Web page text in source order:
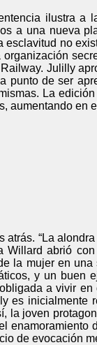
ilustra a
a una nueva
no
Julilly
de ser
La
aumentando en
“La
abrió
la mujer en
y un buen
a vivir
es
la joven
de evocación